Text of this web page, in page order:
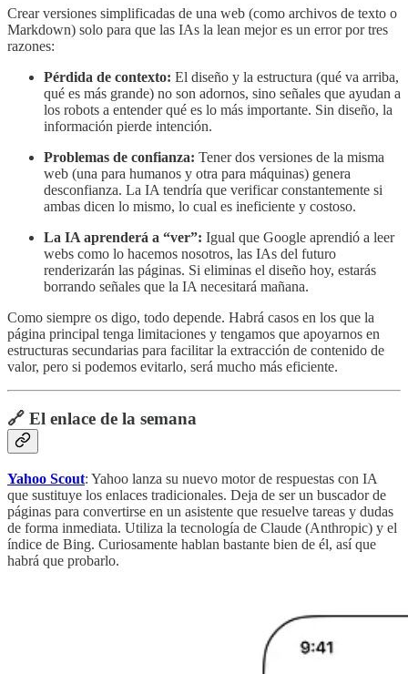
Crear versiones simplificadas de una web (como archivos de texto o
Markdown) solo para que las IAs la lean mejor es un error por tres
razones:
Pérdida de contexto: El diseño y la estructura (qué va arriba,
qué es más grande) no son adornos, sino señales que ayudan a
los robots a entender qué es lo más importante. Sin diseño, la
información pierde intención.
Problemas de confianza: Tener dos versiones de la misma
web (una para humanos y otra para máquinas) genera
desconfianza. La IA tendría que verificar constantemente si
ambas dicen lo mismo, lo cual es ineficiente y costoso.
La IA aprenderá a “ver”: Igual que Google aprendió a leer
webs como lo hacemos nosotros, las IAs del futuro
renderizarán las páginas. Si eliminas el diseño hoy, estarás
borrando señales que la IA necesitará mañana.
Como siempre os digo, todo depende. Habrá casos en los que la
página principal tenga limitaciones y tengamos que apoyarnos en
estructuras secundarias para facilitar la extracción de contenido de
valor, pero si podemos evitarlo, será mucho más eficiente.
🔗 El enlace de la semana
Yahoo Scout: Yahoo lanza su nuevo motor de respuestas con IA
que sustituye los enlaces tradicionales. Deja de ser un buscador de
páginas para convertirse en un asistente que resuelve tareas y dudas
de forma inmediata. Utiliza la tecnología de Claude (Anthropic) y el
índice de Bing. Curiosamente hablan bastante bien de él, así que
habrá que probarlo.